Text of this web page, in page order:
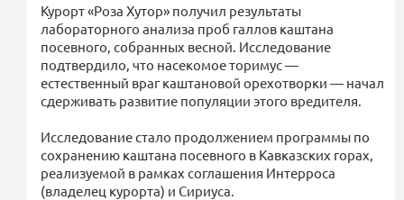
Курорт «Роза Хутор» получил результаты
лабораторного анализа проб галлов каштана
посевного, собранных весной. Исследование
подтвердило, что насекомое торимус —
естественный враг каштановой орехотворки — начал
сдерживать развитие популяции этого вредителя.
Исследование стало продолжением программы по
сохранению каштана посевного в Кавказских горах,
реализуемой в рамках соглашения Интерроса
(владелец курорта) и Сириуса.